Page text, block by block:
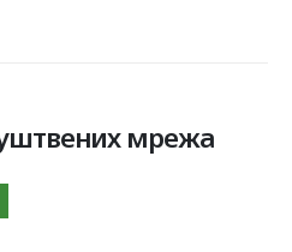
мрежа